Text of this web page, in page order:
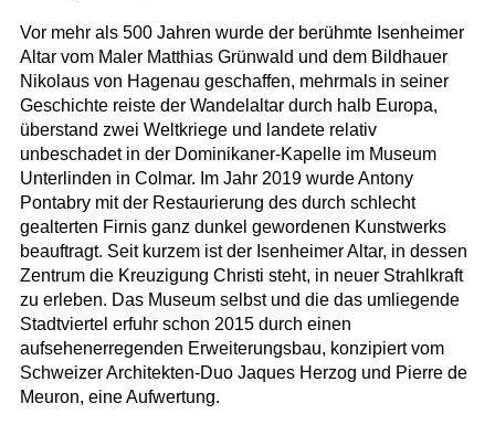
Vor mehr als 500 Jahren wurde der berühmte Isenheimer
Altar vom Maler Matthias Grünwald und dem Bildhauer
Nikolaus von Hagenau geschaffen, mehrmals in seiner
Geschichte reiste der Wandelaltar durch halb Europa,
überstand zwei Weltkriege und landete relativ
unbeschadet in der Dominikaner-Kapelle im Museum
Unterlinden in Colmar. Im Jahr 2019 wurde Antony
Pontabry mit der Restaurierung des durch schlecht
gealterten Firnis ganz dunkel gewordenen Kunstwerks
beauftragt. Seit kurzem ist der Isenheimer Altar, in dessen
Zentrum die Kreuzigung Christi steht, in neuer Strahlkraft
zu erleben. Das Museum selbst und die das umliegende
Stadtviertel erfuhr schon 2015 durch einen
aufsehenerregenden Erweiterungsbau, konzipiert vom
Schweizer Architekten-Duo Jaques Herzog und Pierre de
Meuron, eine Aufwertung.